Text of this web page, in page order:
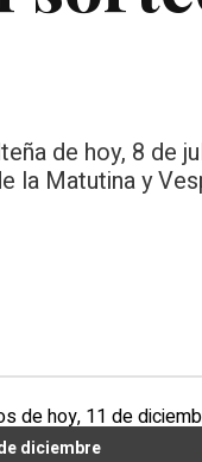
de hoy, 8 de
la Matutina y
diciembre